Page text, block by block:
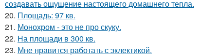
создавать ощущение настоящего домашнего тепла.
20. Площадь: 97 кв.
21. Монохром - это не про скуку.
22. На площади в 300 кв.
23. Мне нравится работать с эклектикой.